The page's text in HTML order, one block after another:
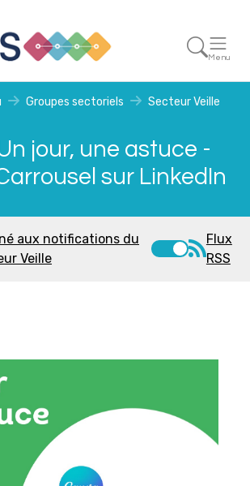
Menu
Groupes sectoriels Secteur Veille
Un jour, une astuce -
sur LinkedIn
aux notifications du
Veille
Flux
RSS